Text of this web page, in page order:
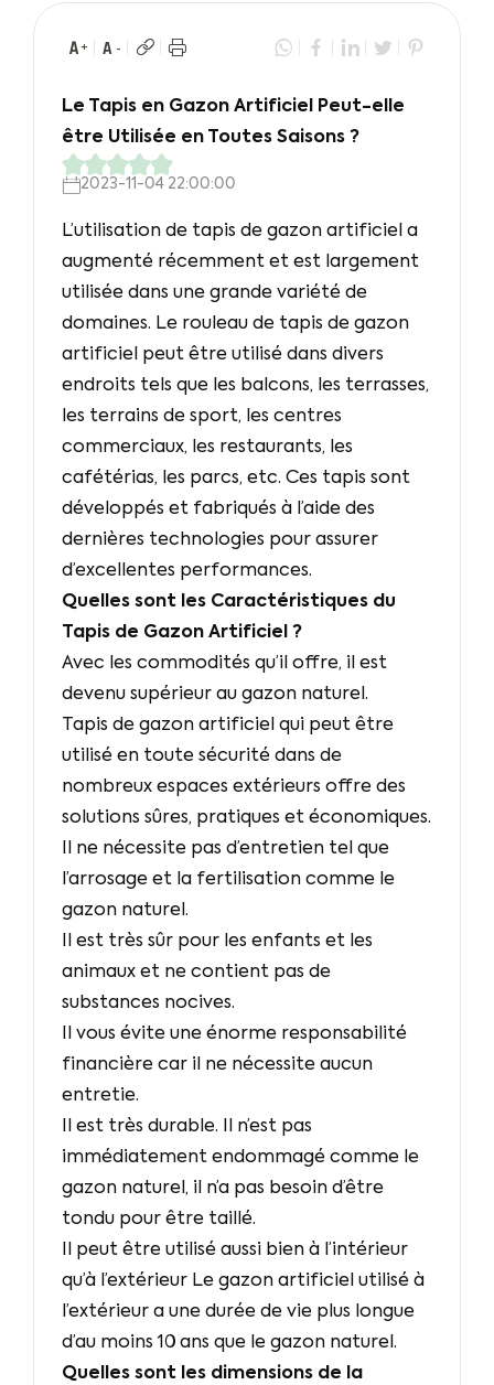
Le Tapis en Gazon Artificiel Peut-elle
être Utilisée en Toutes Saisons ?
2023-11-04 22:00:00
L’utilisation de tapis de gazon artificiel a
augmenté récemment et est largement
utilisée dans une grande variété de
domaines. Le rouleau de tapis de gazon
artificiel peut être utilisé dans divers
endroits tels que les balcons, les terrasses,
les terrains de sport, les centres
commerciaux, les restaurants, les
cafétérias, les parcs, etc. Ces tapis sont
développés et fabriqués à l’aide des
dernières technologies pour assurer
d’excellentes performances.
Quelles sont les Caractéristiques du
Tapis de Gazon Artificiel ?
Avec les commodités qu’il offre, il est
devenu supérieur au gazon naturel.
Tapis de gazon artificiel qui peut être
utilisé en toute sécurité dans de
nombreux espaces extérieurs offre des
solutions sûres, pratiques et économiques.
Il ne nécessite pas d’entretien tel que
l’arrosage et la fertilisation comme le
gazon naturel.
Il est très sûr pour les enfants et les
animaux et ne contient pas de
substances nocives.
Il vous évite une énorme responsabilité
financière car il ne nécessite aucun
entretie.
Il est très durable. Il n’est pas
immédiatement endommagé comme le
gazon naturel, il n’a pas besoin d’être
tondu pour être taillé.
Il peut être utilisé aussi bien à l’intérieur
qu’à l’extérieur Le gazon artificiel utilisé à
l’extérieur a une durée de vie plus longue
d’au moins 10 ans que le gazon naturel.
Quelles sont les dimensions de la